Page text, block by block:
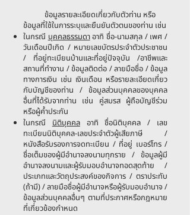
ข้อมูลรายละเอียดเกี่ยวกับตัวท่าน หรือ
ข้อมูลที่ใช้ในการระบุและยืนยันตัวตนของท่าน เช่น
ในกรณีบุคคลธรรมดาอาทิ ชื่อ-นามสกุล / เพศ /
วันเดือนปีเกิด / หมายเลขบัตรประจำตัวประชาชน
/ ที่อยู่ทะเบียนบ้านและที่อยู่ปัจจุบัน /อาชีพและ
สถานที่ทำงาน / ข้อมูลติดต่อ / ลายมือชื่อ / ข้อมูล
ทางการเงิน เช่น เงินเดือน หรือรายละเอียดเกี่ยว
กับบัญชีของท่าน / ข้อมูลส่วนบุคคลของบุคคล
อื่นที่ได้รับจากท่าน เช่น คู่สมรส ผู้ถือบัญชีร่วม
หรือผู้ค้ำประกัน
ในกรณีนิติบุคคลอาทิ ชื่อนิติบุคคล / เลข
ทะเบียนนิติบุคคล-เลขประจำตัวผู้เสียภาษี /
หนังสือรับรองการจดทะเบียน / ที่อยู่ เบอร์โทร /
ชื่อเต็มของผู้มีอำนาจลงนามทุกราย / ข้อมูลผู้มี
อำนาจลงนามและผู้รับมอบอำนาจทอดสุดท้าย /
ประเภทและวัตถุประสงค์ของกิจการ / ตราประทับ
(ถ้ามี) / ลายมือชื่อผู้มีอำนาจหรือผู้รับมอบอำนาจ /
ข้อมูลส่วนบุคคลอื่นๆ ตามที่ประกาศหรือกฎหมาย
ที่เกี่ยวข้องกำหนด